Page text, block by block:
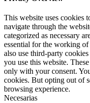
This website uses cookies
navigate through the
categorized as necessary
essential for the working
also use third-party
you use this website.
only with your consent.
cookies. But opting out of
browsing experience.
Necesarias